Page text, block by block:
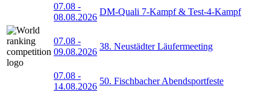
07.08 -
08.08.2026
DM-Quali 7-Kampf & Test-4-Kampf
07.08 -
09.08.2026
38. Neustädter Läufermeeting
07.08 -
14.08.2026
50. Fischbacher Abendsportfeste